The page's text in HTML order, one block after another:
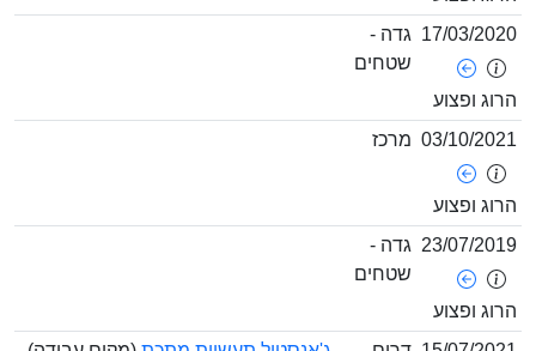
17/03/
ופצוע
גדה -
שטחים
03/10/
ופצוע
מרכז
23/07/
ופצוע
גדה -
שטחים